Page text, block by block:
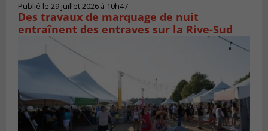
Publié le 29 juillet 2026 à 10h47
Des travaux de marquage de nuit
entraînent des entraves sur la Rive-Sud